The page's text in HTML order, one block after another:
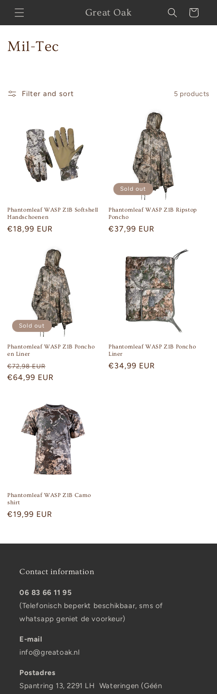
Skip to
content
Great Oak Cart
C
n
:
Mil-Tec
Filter and sort 5 products
Phantomleaf WASP Z1B Softshell
Handschoenen
Regular
€18,99 EUR
Sold out
Phantomleaf WASP Z1B Ripstop
Poncho
Regular
€37,99 EUR
Sold out
Phantomleaf WASP Z1B Poncho
en Liner
Regular
price
€72,98 EUR
price
€64,99 EUR
Phantomleaf WASP Z1B Poncho
Liner
Regular
€34,99 EUR
Phantomleaf WASP Z1B Camo
shirt
Regular
€19,99 EUR
Contact information
06 83 66 11 95
(Telefonisch beperkt beschikbaar, sms of
whatsapp geniet de voorkeur)
E-mail
info@greatoak.nl
Postadres
Spantring 13, 2291 LH Wateringen (Géén